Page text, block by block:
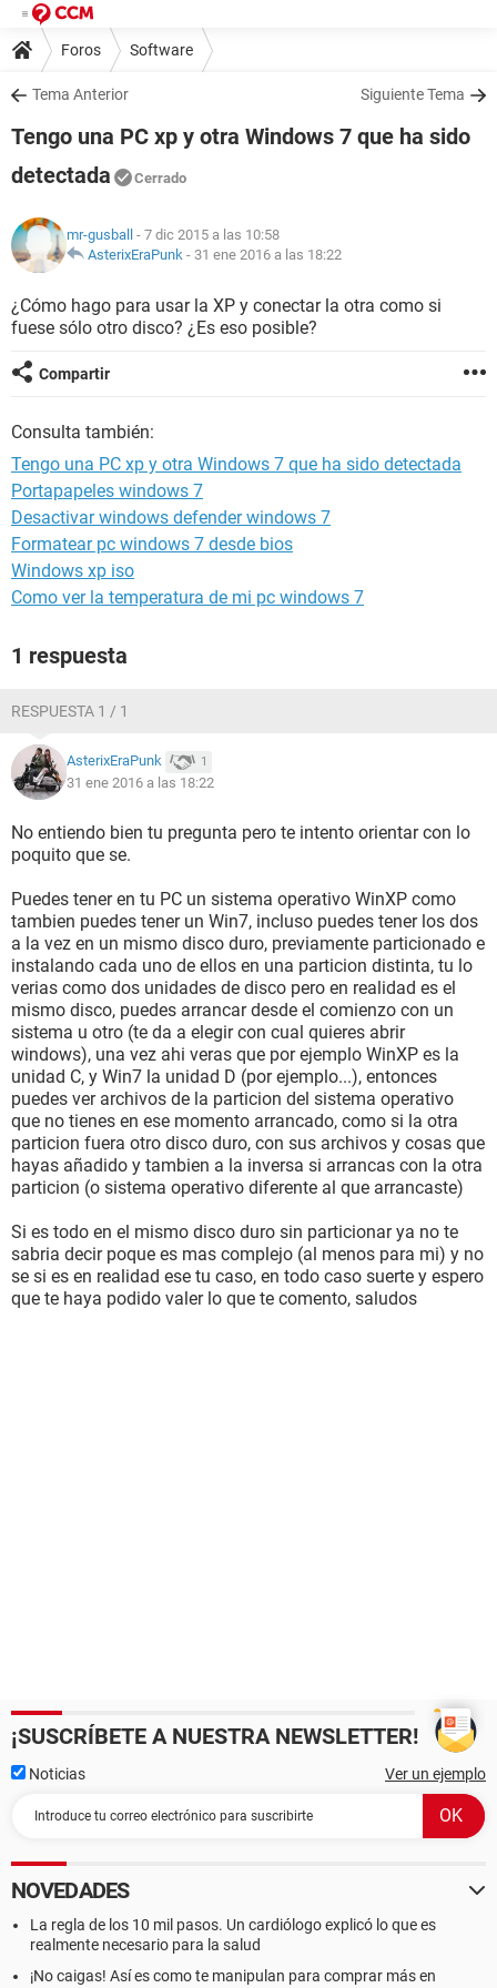
Foros Software
Tema Anterior Siguiente Tema
Tengo una PC xp y otra Windows 7 que ha sido
detectada
Cerrado
mr-gusball - 7 dic 2015 a las 10:58
AsterixEraPunk - 31 ene 2016 a las 18:22
¿Cómo hago para usar la XP y conectar la otra como si
fuese sólo otro disco? ¿Es eso posible?
Compartir
Consulta también:
Tengo una PC xp y otra Windows 7 que ha sido detectada
Portapapeles windows 7
Desactivar windows defender windows 7
Formatear pc windows 7 desde bios
Windows xp iso
Como ver la temperatura de mi pc windows 7
1 respuesta
RESPUESTA 1 / 1
AsterixEraPunk 1
31 ene 2016 a las 18:22
No entiendo bien tu pregunta pero te intento orientar con lo
poquito que se.
Puedes tener en tu PC un sistema operativo WinXP como
tambien puedes tener un Win7, incluso puedes tener los dos
a la vez en un mismo disco duro, previamente particionado e
instalando cada uno de ellos en una particion distinta, tu lo
verias como dos unidades de disco pero en realidad es el
mismo disco, puedes arrancar desde el comienzo con un
sistema u otro (te da a elegir con cual quieres abrir
windows), una vez ahi veras que por ejemplo WinXP es la
unidad C, y Win7 la unidad D (por ejemplo...), entonces
puedes ver archivos de la particion del sistema operativo
que no tienes en ese momento arrancado, como si la otra
particion fuera otro disco duro, con sus archivos y cosas que
hayas añadido y tambien a la inversa si arrancas con la otra
particion (o sistema operativo diferente al que arrancaste)
Si es todo en el mismo disco duro sin particionar ya no te
sabria decir poque es mas complejo (al menos para mi) y no
se si es en realidad ese tu caso, en todo caso suerte y espero
que te haya podido valer lo que te comento, saludos
¡SUSCRÍBETE A NUESTRA NEWSLETTER!
Noticias Ver un ejemplo
NOVEDADES
La regla de los 10 mil pasos. Un cardiólogo explicó lo que es
realmente necesario para la salud
¡No caigas! Así es como te manipulan para comprar más en